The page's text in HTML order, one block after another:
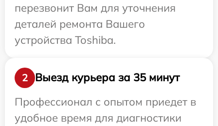
перезвонит Вам для уточнения
деталей ремонта Вашего
устройства Toshiba.
2
Выезд курьера за 35 минут
Профессионал с опытом приедет в
удобное время для диагностики